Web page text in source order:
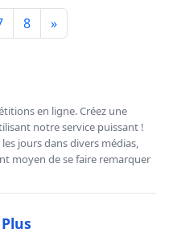
8 »
en ligne. Créez une
notre service puissant !
jours dans divers médias,
moyen de se faire remarquer
Plus